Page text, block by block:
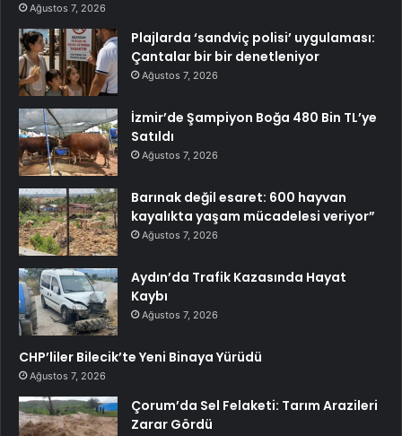
Ağustos 7, 2026
Plajlarda ‘sandviç polisi’ uygulaması:
Çantalar bir bir denetleniyor
Ağustos 7, 2026
İzmir’de Şampiyon Boğa 480 Bin TL’ye
Satıldı
Ağustos 7, 2026
Barınak değil esaret: 600 hayvan
kayalıkta yaşam mücadelesi veriyor”
Ağustos 7, 2026
Aydın’da Trafik Kazasında Hayat
Kaybı
Ağustos 7, 2026
CHP’liler Bilecik’te Yeni Binaya Yürüdü
Ağustos 7, 2026
Çorum’da Sel Felaketi: Tarım Arazileri
Zarar Gördü